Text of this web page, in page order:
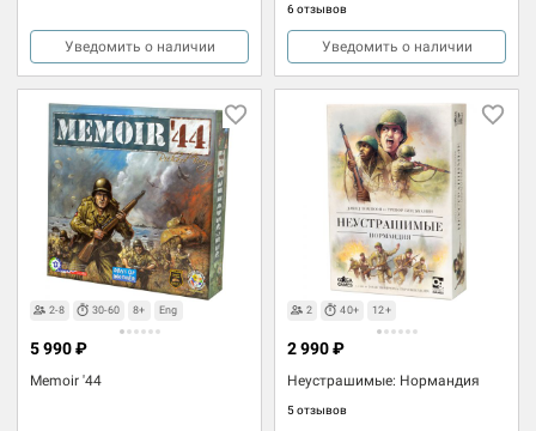
Уведомить о наличии
6 отзывов
Уведомить о наличии
2-8 30-60 8+ Eng
Memoir '44
5 990 ₽
2 40+ 12+
Неустрашимые: Нормандия
5 отзывов
2 990 ₽